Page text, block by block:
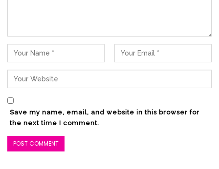
Save my name, email, and website in this browser for
the next time I comment.